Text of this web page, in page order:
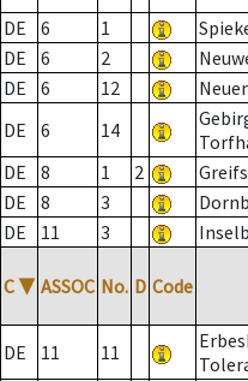
DE
6 1
DE
6 2
DE
6 12
DE
6 14
DE
8 1 2
DE
8 3
DE
11 3
C ▼ ASSOC No. D Code
DE 11 11